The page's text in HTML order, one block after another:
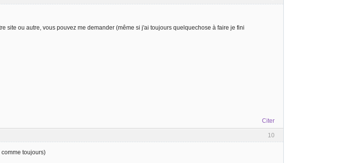
site ou autre, vous pouvez me demander (même si j'ai toujours quelquechose à faire je fini
Citer
10
toujours)